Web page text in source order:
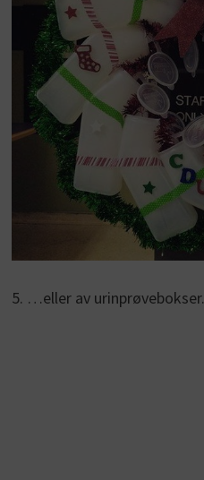
5. …eller av urinprøvebokser.